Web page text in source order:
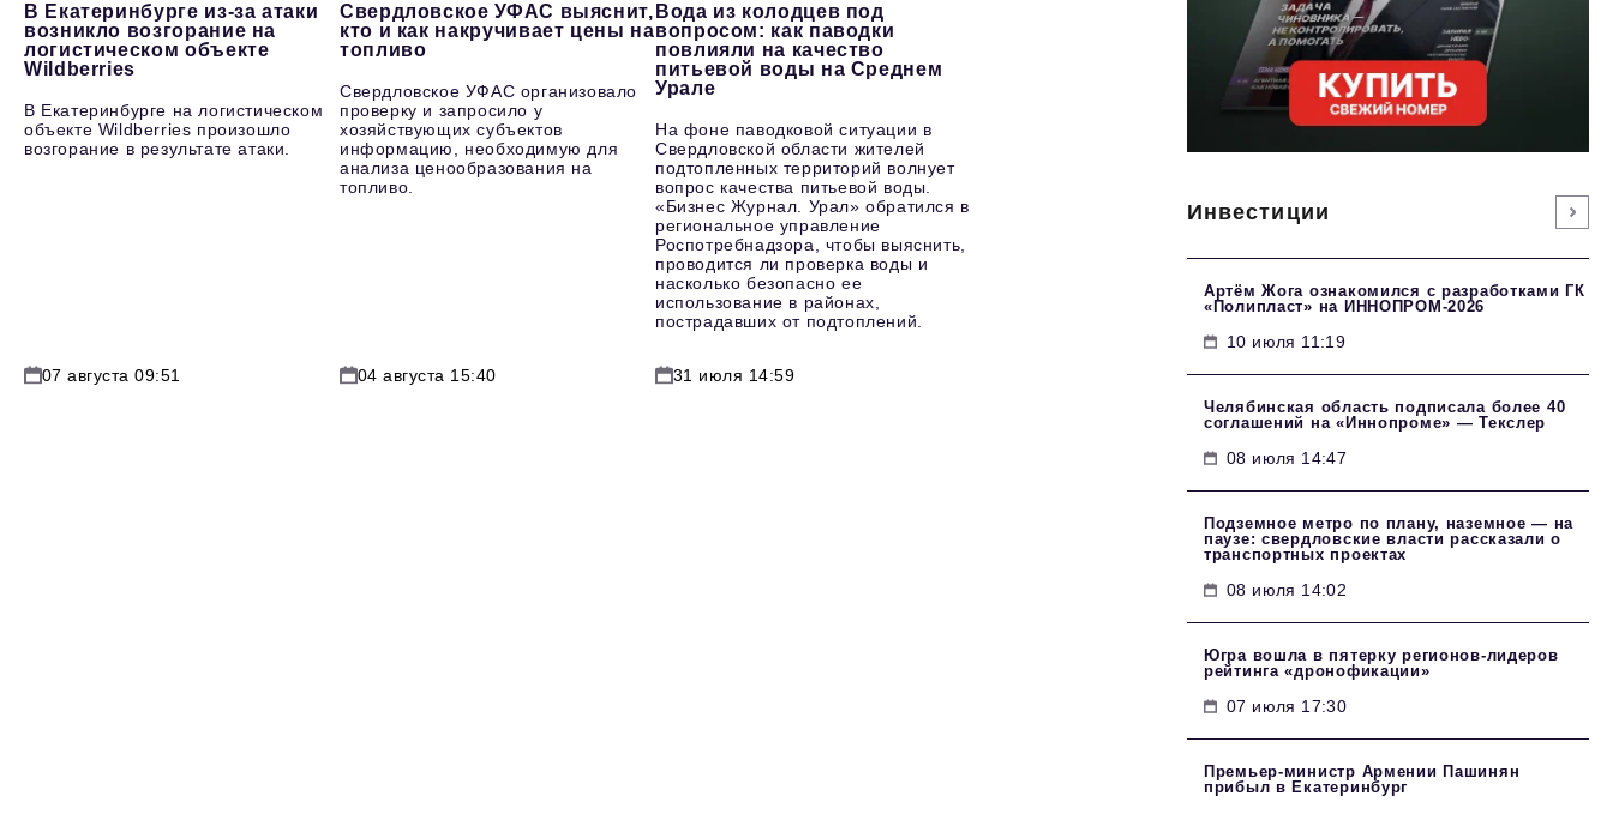
В Екатеринбурге из-за атаки
возникло возгорание на
логистическом объекте
Wildberries
В Екатеринбурге на логистическом
объекте Wildberries произошло
возгорание в результате атаки.
07 августа 09:51
Свердловское УФАС выяснит,
кто и как накручивает цены на
топливо
Свердловское УФАС организовало
проверку и запросило у
хозяйствующих субъектов
информацию, необходимую для
анализа ценообразования на
топливо.
04 августа 15:40
Вода из колодцев под
вопросом: как паводки
повлияли на качество
питьевой воды на Среднем
Урале
На фоне паводковой ситуации в
Свердловской области жителей
подтопленных территорий волнует
вопрос качества питьевой воды.
«Бизнес Журнал. Урал» обратился в
региональное управление
Роспотребнадзора, чтобы выяснить,
проводится ли проверка воды и
насколько безопасно ее
использование в районах,
пострадавших от подтоплений.
31 июля 14:59
Инвестиции
Артём Жога ознакомился с разработками ГК
«Полипласт» на ИННОПРОМ-2026
10 июля 11:19
Челябинская область подписала более 40
соглашений на «Иннопроме» — Текслер
08 июля 14:47
Подземное метро по плану, наземное — на
паузе: свердловские власти рассказали о
транспортных проектах
08 июля 14:02
Югра вошла в пятерку регионов-лидеров
рейтинга «дронофикации»
07 июля 17:30
Премьер-министр Армении Пашинян
прибыл в Екатеринбург